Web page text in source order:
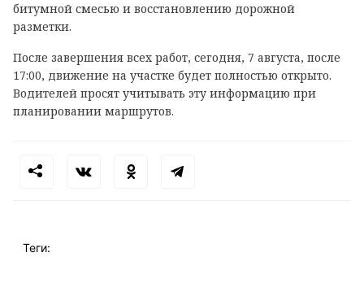
битумной смесью и восстановлению дорожной
разметки.
После завершения всех работ, сегодня, 7 августа, после
17:00, движение на участке будет полностью открыто.
Водителей просят учитывать эту информацию при
планировании маршрутов.
Теги: